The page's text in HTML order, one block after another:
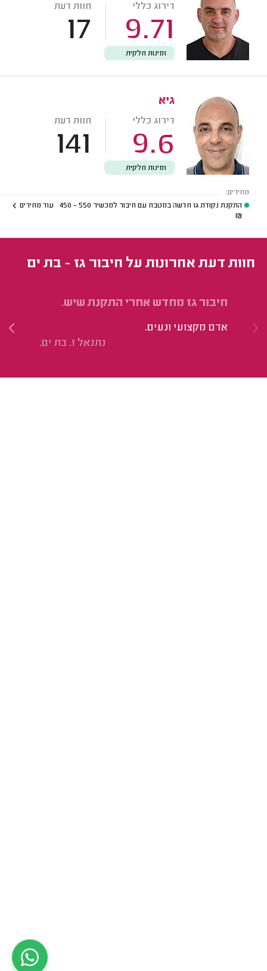
דירוג כללי
9.71
חוות דעת
17
זמינות חלקית
גיא
דירוג כללי
9.6
חוות דעת
141
זמינות חלקית
מחירים:
התקנת נקודת גז חדשה במטבח עם חיבור למכשיר 550 - 450
₪
עוד מחירים
חוות דעת אחרונות על חיבור גז - בת ים
חיבור גז מחדש אחרי התקנת שיש.
אדם מקצועי ונעים.
נתנאל ז. בת ים.